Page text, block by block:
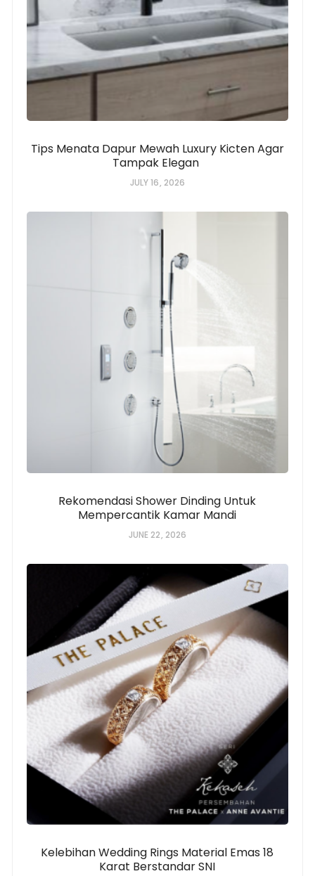
Tips Menata Dapur Mewah Luxury Kicten Agar
Tampak Elegan
JULY 16, 2026
Rekomendasi Shower Dinding Untuk
Mempercantik Kamar Mandi
JUNE 22, 2026
Kelebihan Wedding Rings Material Emas 18
Karat Berstandar SNI